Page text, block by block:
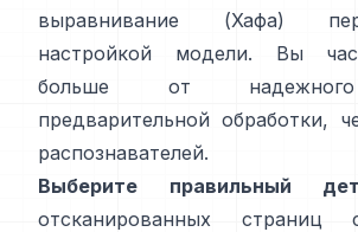
выравнивание (Хафа)
настройкой модели. Вы
больше от
предварительной обработки,
распознавателей.
Выберите правильный
отсканированных